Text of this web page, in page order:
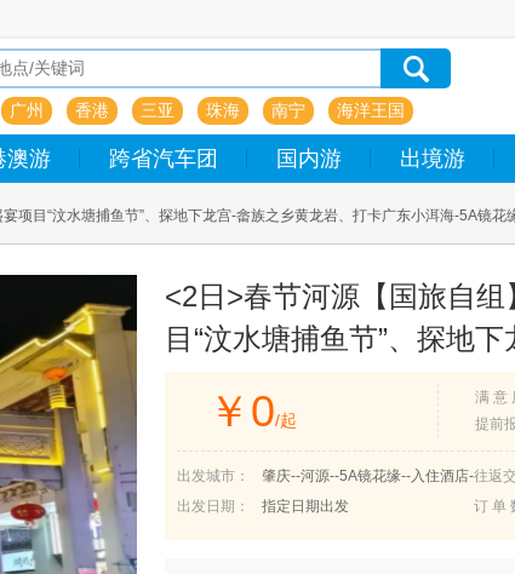
广州 香港 三亚 珠海 南宁 海洋王国
澳游 跨省汽车团 国内游 出境游
项目“汶水塘捕鱼节”、探地下龙宫-畲族之乡黄龙岩、打卡广东小洱海-5A镜
<2日>春节河源【国旅自
目“汶水塘捕鱼节”、探地
小洱海-5A镜花缘、年味
天精彩游（河源年度非遗
塘“摸鱼”、福满畲乡·渔庆
级酒店、品客家美食）2月
￥ 0/起
满 意
提前
出发城市：
肇庆--河源--5A镜花缘--入住酒店-
-太平古街--喷泉
往返
出发日期：
指定日期出发 订 单